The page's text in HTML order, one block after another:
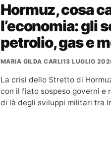
Hormuz, cosa
l’economia: gli
petrolio, gas e
MARIA GILDA CARLI13 LUGLIO
La crisi dello Stretto di
con il fiato sospeso governi e
di là degli sviluppi militari tra